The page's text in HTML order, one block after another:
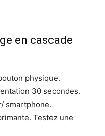
en cascade
physique.
30 secondes.
smartphone.
Testez une